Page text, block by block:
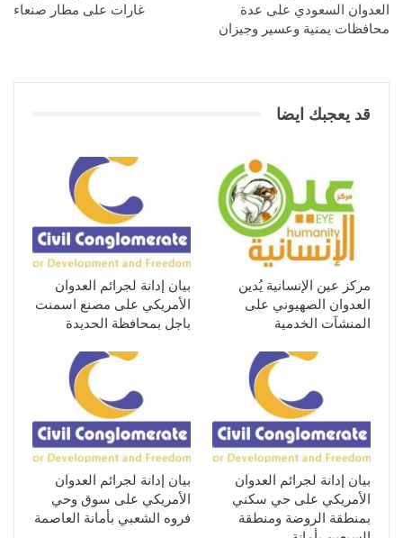
العدوان السعودي على عدة
محافظات يمنية وعسير وجيزان
غارات على مطار صنعاء
قد يعجبك ايضا
مركز عين الإنسانية يُدين
العدوان الصهيوني على
المنشآت الخدمية
بيان إدانة لجرائم العدوان
الأمريكي على مصنع اسمنت
باجل بمحافظة الحديدة
بيان إدانة لجرائم العدوان
الأمريكي على حي سكني
بمنطقة الروضة ومنطقة
بيان إدانة لجرائم العدوان
الأمريكي على سوق وحي
فروه الشعبي بأمانة العاصمة